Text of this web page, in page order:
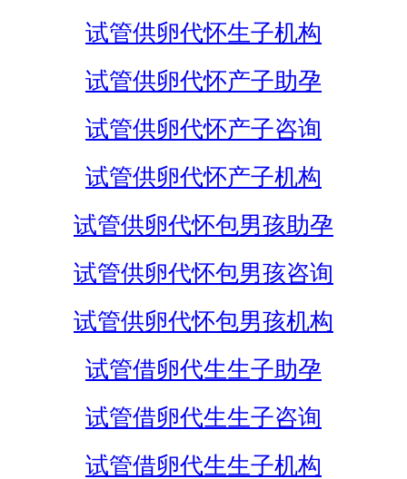
试管供卵代怀生子机构
试管供卵代怀产子助孕
试管供卵代怀产子咨询
试管供卵代怀产子机构
试管供卵代怀包男孩助孕
试管供卵代怀包男孩咨询
试管供卵代怀包男孩机构
试管借卵代生生子助孕
试管借卵代生生子咨询
试管借卵代生生子机构